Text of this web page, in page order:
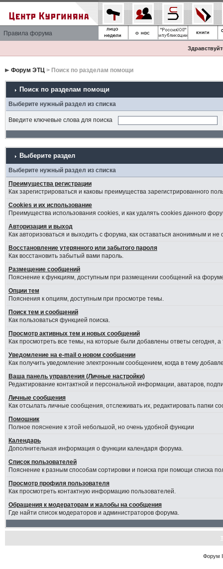
Правила форума
Форум ЭТЦ> Поиск по разделам помощи
Поиск по разделам помощи
Выберите нужный раздел из списка
Введите ключевые слова для поиска
Выберите раздел
Выберите нужный раздел из списка
Преимущества регистрации
Как зарегистрироваться и каковы преимущества зарегистрированного
Cookies и их использование
Преимущества использования cookies, и как удалять cookies данного
Авторизация и выход
Как авторизоваться и выходить с форума, как оставаться анонимным и
Восстановление утерянного или забытого пароля
Как восстановить забытый вами пароль.
Размещение сообщений
Пояснение к функциям, доступным при размещении сообщений на
Опции тем
Пояснения к опциям, доступным при просмотре темы.
Поиск тем и сообщений
Как пользоваться функцией поиска.
Просмотр активных тем и новых сообщений
Как просмотреть все темы, на которые были добавлены ответы сегодня,
Уведомление на е-mail о новом сообщении
Как получить уведомление электронным сообщением, когда в тему
Ваша панель управления (Личные настройки)
Редактирование контактной и персональной информации, аватаров,
Личные сообщения
Как отсылать личные сообщения, отслеживать их, редактировать папки
Помошник
Полное пояснение к этой небольшой, но очень удобной функции
Календарь
Дополнительная информация о функции календаря форума.
Список пользователей
Пояснение к разным способам сортировки и поиска при помощи списка
Просмотр профиля пользователя
Как просмотреть контактную информацию пользователей.
Обращения к модераторам и жалобы на сообщения
Где найти список модераторов и администраторов форума.
Форум